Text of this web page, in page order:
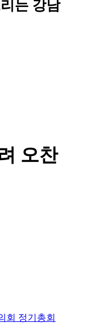
는 강남
오찬
회 정기총회